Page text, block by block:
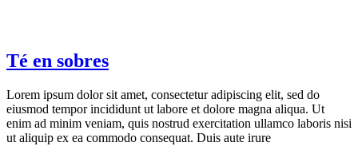
Té en sobres
Lorem ipsum dolor sit amet, consectetur adipiscing elit, sed do
eiusmod tempor incididunt ut labore et dolore magna aliqua. Ut
enim ad minim veniam, quis nostrud exercitation ullamco laboris nisi
ut aliquip ex ea commodo consequat. Duis aute irure